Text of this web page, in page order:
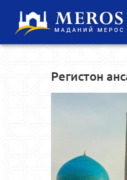
Регистон